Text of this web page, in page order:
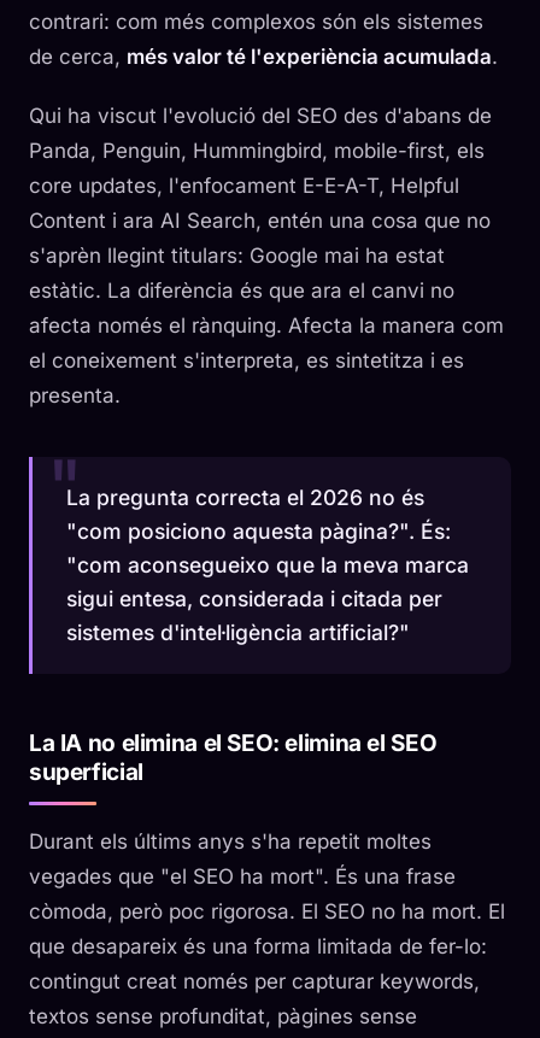
contrari: com més complexos són els sistemes
de cerca, més valor té l'experiència acumulada.
Qui ha viscut l'evolució del SEO des d'abans de
Panda, Penguin, Hummingbird, mobile-first, els
core updates, l'enfocament E-E-A-T, Helpful
Content i ara AI Search, entén una cosa que no
s'aprèn llegint titulars: Google mai ha estat
estàtic. La diferència és que ara el canvi no
afecta només el rànquing. Afecta la manera com
el coneixement s'interpreta, es sintetitza i es
presenta.
La pregunta correcta el 2026 no és
"com posiciono aquesta pàgina?". És:
"com aconsegueixo que la meva marca
sigui entesa, considerada i citada per
sistemes d'intel·ligència artificial?"
La IA no elimina el SEO: elimina el SEO
superficial
Durant els últims anys s'ha repetit moltes
vegades que "el SEO ha mort". És una frase
còmoda, però poc rigorosa. El SEO no ha mort. El
que desapareix és una forma limitada de fer-lo:
contingut creat només per capturar keywords,
textos sense profunditat, pàgines sense